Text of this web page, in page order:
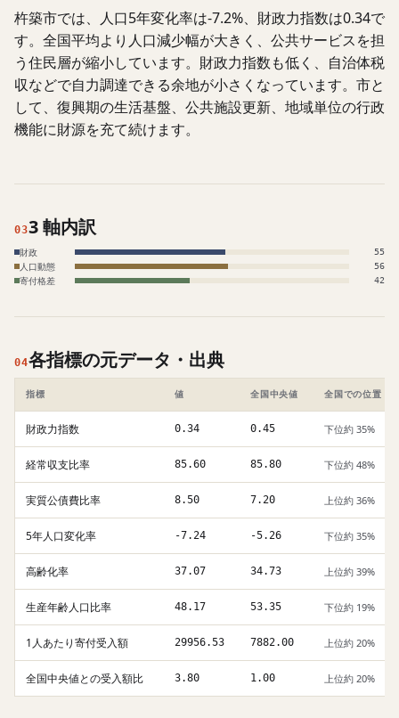
杵築市では、人口5年変化率は-7.2%、財政力指数は0.34で
す。全国平均より人口減少幅が大きく、公共サービスを担
う住民層が縮小しています。財政力指数も低く、自治体税
収などで自力調達できる余地が小さくなっています。市と
して、復興期の生活基盤、公共施設更新、地域単位の行政
機能に財源を充て続けます。
033 軸内訳
財政 55
人口動態 56
寄付格差 42
04各指標の元データ・出典
指標 値 全国中央値 全国での位置
財政力指数 0.34 0.45 下位約 35%
経常収支比率 85.60 85.80 下位約 48%
実質公債費比率 8.50 7.20 上位約 36%
5年人口変化率 -7.24 -5.26 下位約 35%
高齢化率 37.07 34.73 上位約 39%
生産年齢人口比率 48.17 53.35 下位約 19%
1人あたり寄付受入額 29956.53 7882.00 上位約 20%
全国中央値との受入額比 3.80 1.00 上位約 20%